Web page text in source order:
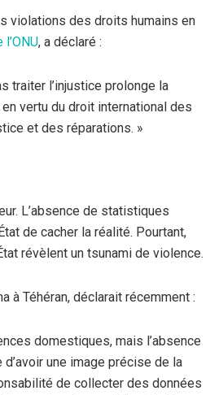
violations des droits humains en
, a déclaré :
traiter l’injustice prolonge la
vertu du droit international des
et des réparations. »
L’absence de statistiques
de cacher la réalité. Pourtant,
révèlent un tsunami de violence.
à Téhéran, déclarait récemment :
domestiques, mais l’absence
une image précise de la
de collecter des données